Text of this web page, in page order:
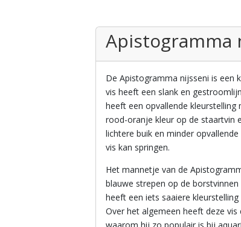
Apistogramma
De Apistogramma nijsseni is een
vis heeft een slank en
heeft een opvallende
rood-oranje kleur op de staartvin
lichtere buik en minder
vis kan springen.
Het mannetje van de
blauwe strepen op de
heeft een iets saaiere
Over het algemeen heeft deze